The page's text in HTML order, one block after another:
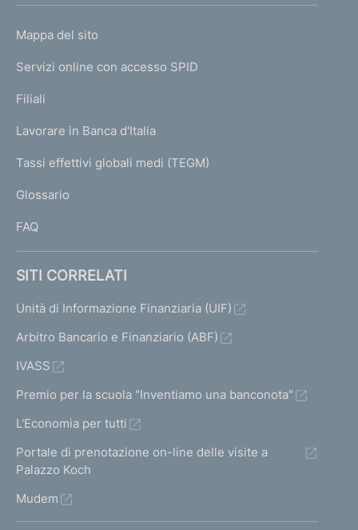
m
e
a
g
L
N
K
T
I
I
Mappa del sito
Servizi online con accesso SPID
Filiali
Lavorare in Banca d'Italia
Tassi effettivi globali medi (TEGM)
Glossario
FAQ
SITI CORRELATI
Unità di Informazione Finanziaria (UIF)
Arbitro Bancario e Finanziario (ABF)
IVASS
Premio per la scuola "Inventiamo una banconota"
L'Economia per tutti
Portale di prenotazione on-line delle visite a
Palazzo Koch
Mudem